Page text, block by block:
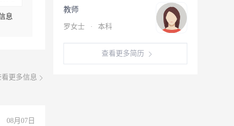
息
看更多信息
08月07日
教师
罗女士 · 本科
查看更多简历